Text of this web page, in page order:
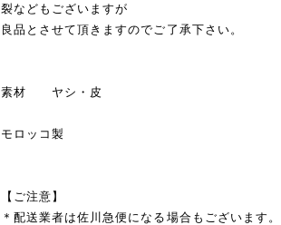
裂などもございますが
良品とさせて頂きますのでご了承下さい。
素材 ヤシ・皮
モロッコ製
【ご注意】
＊配送業者は佐川急便になる場合もございます。